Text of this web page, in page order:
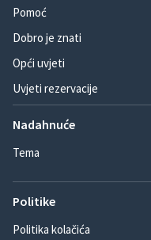
Pomoć
Dobro je znati
Opći uvjeti
Uvjeti rezervacije
Nadahnuće
Tema
Politike
Politika kolačića